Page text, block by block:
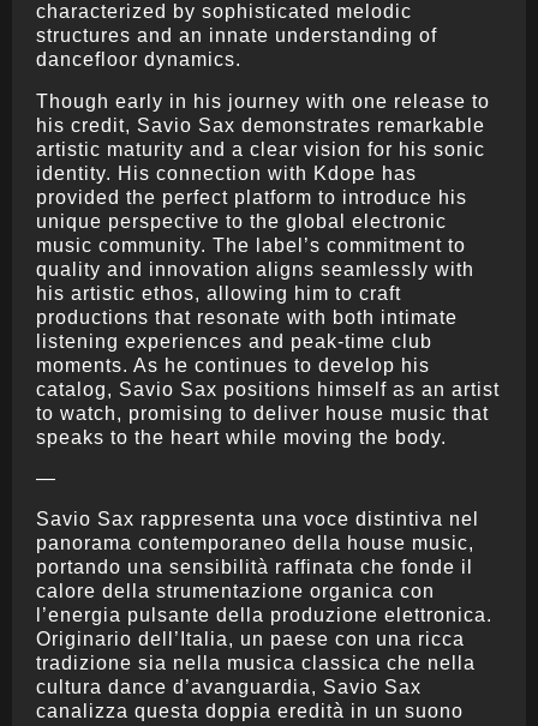
characterized by sophisticated melodic
structures and an innate understanding of
dancefloor dynamics.
Though early in his journey with one release to
his credit, Savio Sax demonstrates remarkable
artistic maturity and a clear vision for his sonic
identity. His connection with Kdope has
provided the perfect platform to introduce his
unique perspective to the global electronic
music community. The label’s commitment to
quality and innovation aligns seamlessly with
his artistic ethos, allowing him to craft
productions that resonate with both intimate
listening experiences and peak-time club
moments. As he continues to develop his
catalog, Savio Sax positions himself as an artist
to watch, promising to deliver house music that
speaks to the heart while moving the body.
—
Savio Sax rappresenta una voce distintiva nel
panorama contemporaneo della house music,
portando una sensibilità raffinata che fonde il
calore della strumentazione organica con
l’energia pulsante della produzione elettronica.
Originario dell’Italia, un paese con una ricca
tradizione sia nella musica classica che nella
cultura dance d’avanguardia, Savio Sax
canalizza questa doppia eredità in un suono